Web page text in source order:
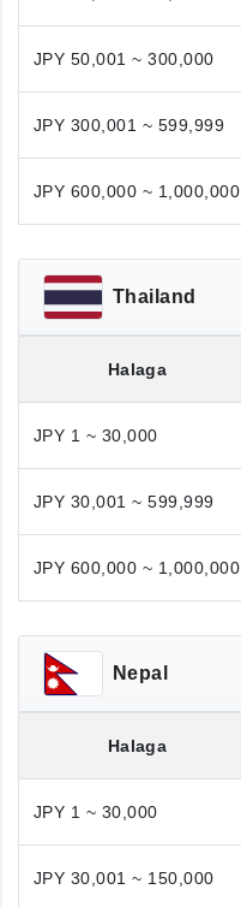
JPY 50,001 ~ 300,000
JPY 300,001 ~ 599,999
JPY 600,000 ~ 1,000,000
Thailand
Halaga
JPY 1 ~ 30,000
JPY 30,001 ~ 599,999
JPY 600,000 ~ 1,000,000
Nepal
Halaga
JPY 1 ~ 30,000
JPY 30,001 ~ 150,000